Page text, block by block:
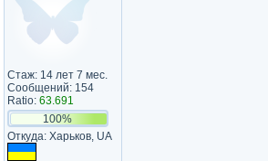
Стаж: 14 лет 7 мес.
Сообщений: 154
Ratio: 63.691
100%
Откуда: Харьков, UA